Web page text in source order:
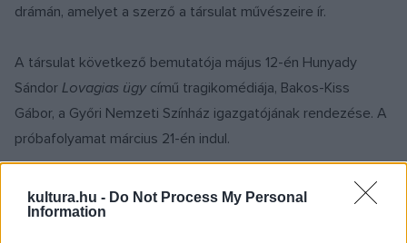
kultura.hu - Do Not Process My Personal
Information
drámán, amelyet a szerző a társulat művészeire ír.
A társulat következő bemutatója május 12-én Hunyady
Sándor Lovagias ügy című tragikomédiája, Bakos-Kiss
Gábor, a Győri Nemzeti Színház igazgatójának rendezése. A
próbafolyamat március 21-én indul.
A Barangoló alprogram a fiatal alkotóművészeknek, a
pályakezdő társulatoknak és színművészeknek kínál